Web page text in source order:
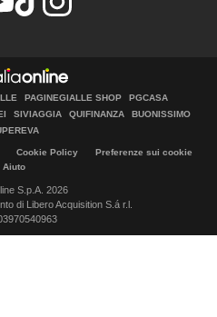
PAGINEGIALLE SHOP
PGCASA
SIVIAGGIA QUIFINANZA
BUONISSIMO
Cookie Policy
Preferenze sui cookie
Aiuto
S.p.A. 2026
di Libero Acquisition S.á r.l.